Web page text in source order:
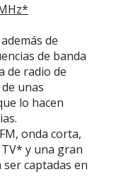
además de
de banda
de radio de
unas
lo hacen
onda corta,
y una gran
captadas en